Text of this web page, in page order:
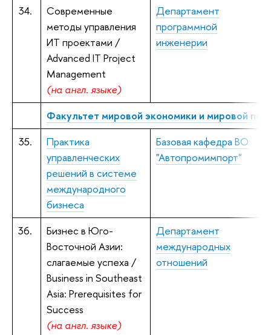
34.
Современные
методы управления
ИТ проектами /
Advanced IT Project
Management
(на англ. языке)
Департамент
программной
инженерии
Факультет мировой экономики и мировой
35.
Практика
управленческих
решений в системе
международного
бизнеса
Базовая кафедра ВО
"Автопромимпорт"
36.
Бизнес в Юго-
Восточной Азии:
слагаемые успеха /
Business in Southeast
Asia: Prerequisites for
Success
(на англ. языке)
Департамент
международных
отношений